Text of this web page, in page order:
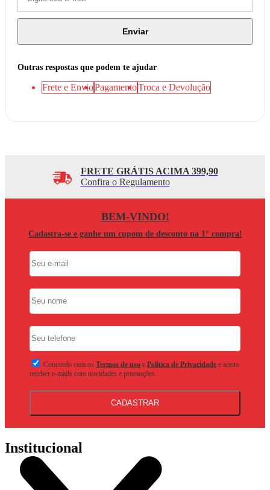
Enviar
Outras respostas que podem te ajudar
Frete e EnvioPagamentoTroca e Devolução
FRETE GRÁTIS ACIMA 399,90
Confira o Regulamento
BEM-VINDO!
Cadastra-se e ganhe um cupom de desconto na 1° compra!
Concordo com os Termos de uso e Politica de Privacidade e aceito
receber e-mails com novidades e promoções.
CADASTRAR
Institucional